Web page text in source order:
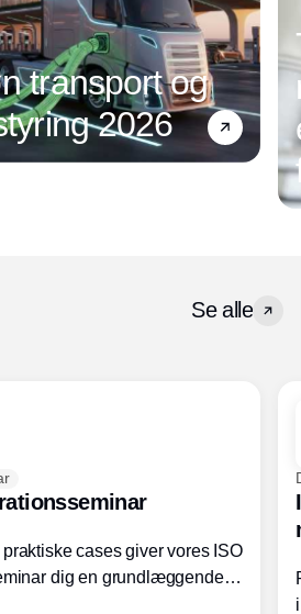
transport og
2026
Se alle
cases giver vores ISO
dig en grundlæggende